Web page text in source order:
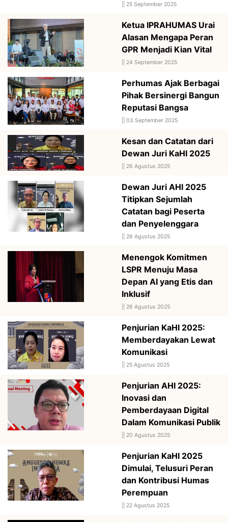
25 September 2025
Ketua IPRAHUMAS Urai
Alasan Mengapa Peran
GPR Menjadi Kian Vital
24 September 2025
Perhumas Ajak Berbagai
Pihak Bersinergi Bangun
Reputasi Bangsa
03 September 2025
Kesan dan Catatan dari
Dewan Juri KaHI 2025
26 Agustus 2025
Dewan Juri AHI 2025
Titipkan Sejumlah
Catatan bagi Peserta
dan Penyelenggara
26 Agustus 2025
Menengok Komitmen
LSPR Menuju Masa
Depan AI yang Etis dan
Inklusif
26 Agustus 2025
Penjurian KaHI 2025:
Memberdayakan Lewat
Komunikasi
25 Agustus 2025
Penjurian AHI 2025:
Inovasi dan
Pemberdayaan Digital
Dalam Komunikasi Publik
20 Agustus 2025
Penjurian KaHI 2025
Dimulai, Telusuri Peran
dan Kontribusi Humas
Perempuan
22 Agustus 2025